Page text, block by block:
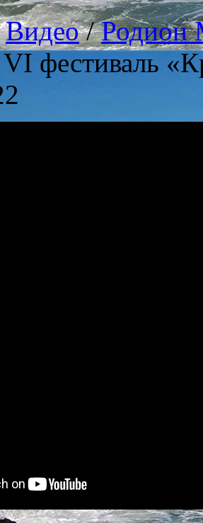
Видео/Родион
фестиваль